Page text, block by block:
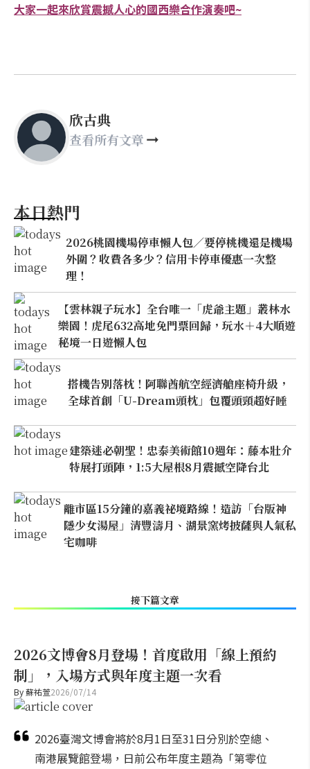
大家一起來欣賞震撼人心的國西樂合作演奏吧~
欣古典
查看所有文章
本日熱門
2026桃園機場停車懶人包／要停桃機還是機場
外圍？收費各多少？信用卡停車優惠一次整
理！
【雲林親子玩水】全台唯一「虎爺主題」叢林水
樂園！虎尾632高地免門票回歸，玩水＋4大順遊
秘境一日遊懶人包
搭機告別落枕！阿聯酋航空經濟艙座椅升級，
全球首創「U-Dream頭枕」包覆頭頸超好睡
建築迷必朝聖！忠泰美術館10週年：藤本壯介
特展打頭陣，1:5大屋根8月震撼空降台北
離市區15分鐘的嘉義祕境路線！造訪「台版神
隱少女湯屋」清豐濤月、湖景窯烤披薩與人氣私
宅咖啡
接下篇文章
2026文博會8月登場！首度啟用「線上預約
制」，入場方式與年度主題一次看
By蘇祐萱2026/07/14
2026臺灣文博會將於8月1日至31日分別於空總、
南港展覽館登場，日前公布年度主題為「第零位